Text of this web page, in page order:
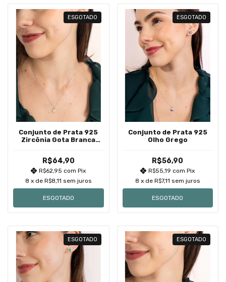
ESGOTADO
Conjunto de Prata 925
Zircônia Gota Branca
R$64,90
R$62,95com Pix
8 x de R$8,11 sem juros
ESGOTADO
ESGOTADO
Conjunto de Prata 925
Olho Grego
R$56,90
R$55,19com Pix
8 x de R$7,11 sem juros
ESGOTADO
ESGOTADO ESGOTADO